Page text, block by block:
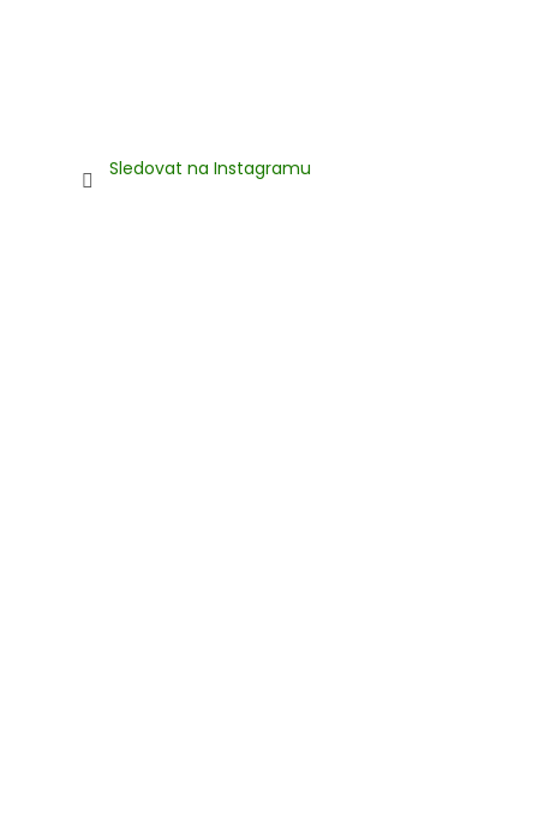
Sledovat na Instagramu